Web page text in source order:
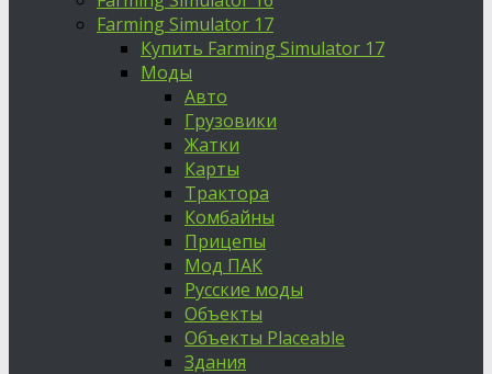
Farming Simulator 17
Купить Farming Simulator 17
Моды
Авто
Грузовики
Жатки
Карты
Трактора
Комбайны
Прицепы
Мод ПАК
Русские моды
Объекты
Объекты Placeable
Здания